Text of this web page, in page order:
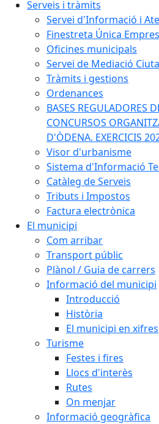
Serveis i tràmits
Servei d'Informació i
Finestreta Única
Oficines municipals
Servei de Mediació
Tràmits i gestions
Ordenances
BASES REGULADORES
CONCURSOS
D'ÒDENA. EXERCICIS
Visor d'urbanisme
Sistema d'Informació
Catàleg de Serveis
Tributs i Impostos
Factura electrònica
El municipi
Com arribar
Transport públic
Plànol / Guia de carrers
Informació del municipi
Introducció
Història
El municipi en xifres
Turisme
Festes i fires
Llocs d'interès
Rutes
On menjar
Informació geogràfica